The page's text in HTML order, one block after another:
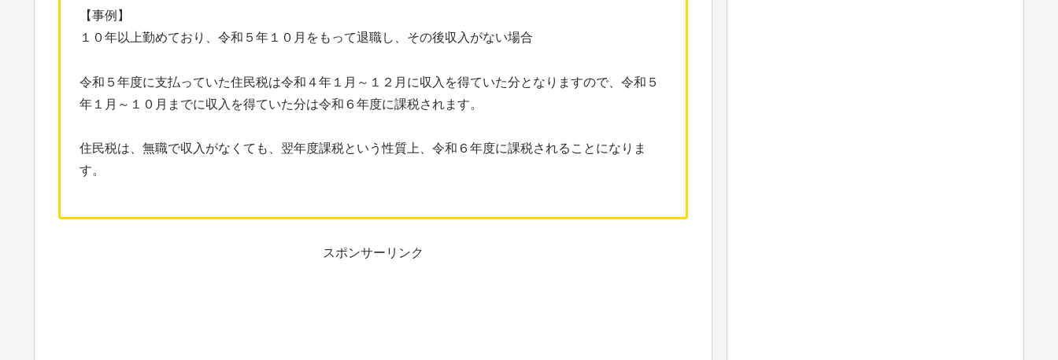
【事例】
１０年以上勤めており、令和５年１０月をもって退職し、その後収入がない場合
令和５年度に支払っていた住民税は令和４年１月～１２月に収入を得ていた分となりますので、令和５
年１月～１０月までに収入を得ていた分は令和６年度に課税されます。
住民税は、無職で収入がなくても、翌年度課税という性質上、令和６年度に課税されることになりま
す。
スポンサーリンク